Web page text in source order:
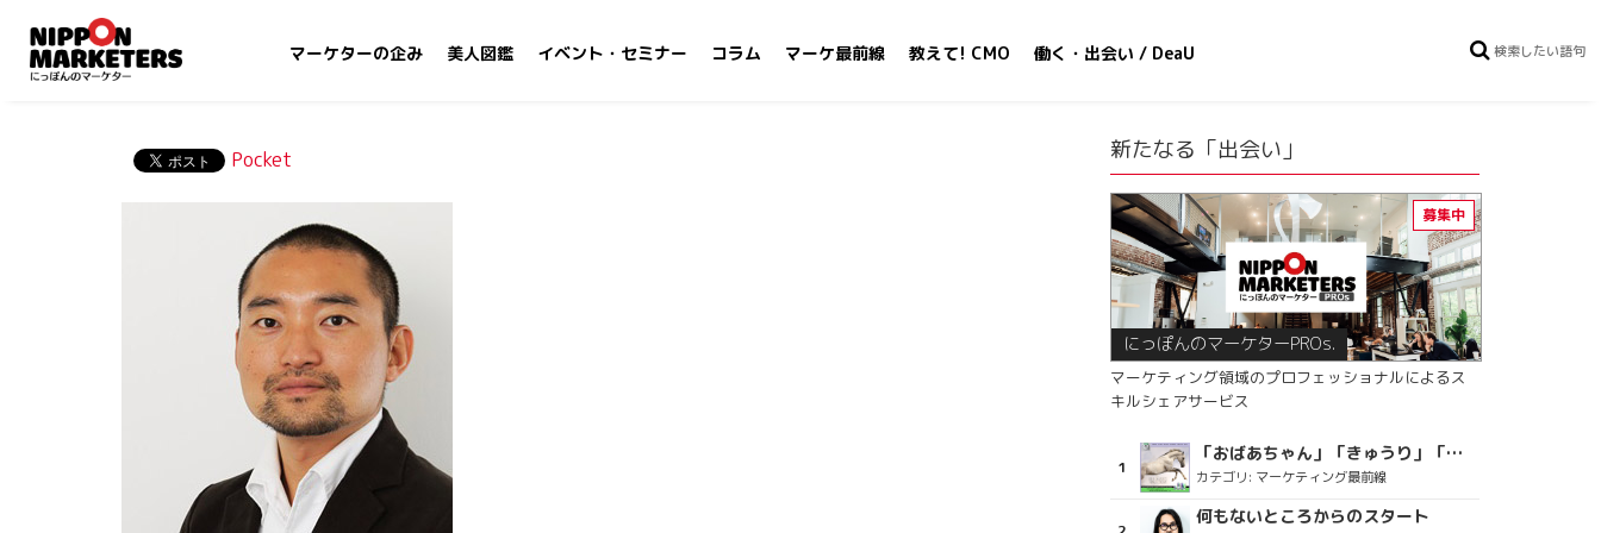
マーケターの企み 美人図鑑 イベント・セミナー コラム マーケ最前線 教えて! CMO 働く・出会い / DeaU
Pocket 新たなる「出会い」
にっぽんのマーケターPROs.
マーケティング領域のプロフェッショナルによるス
キルシェアサービス
「おばあちゃん」「きゅうり」「ディスコで踊るおじさん」をCM素材に使った、「気持ちよさ」が売りの意外な商品とは？
カテゴリ: マーケティング最前線
何もないところからのスタート